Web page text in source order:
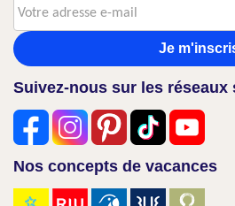
Je
Suivez-nous sur les réseaux
Nos concepts de vacances